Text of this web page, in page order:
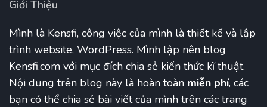
Giới Thiệu
Mình là Kensfi, công việc của mình là thiết kế và lập
trình website, WordPress. Mình lập nên blog
Kensfi.com với mục đích chia sẻ kiến thức kĩ thuật.
Nội dung trên blog này là hoàn toàn miễn phí, các
bạn có thể chia sẻ bài viết của mình trên các trang